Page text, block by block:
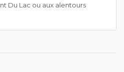
Du Lac ou aux alentours